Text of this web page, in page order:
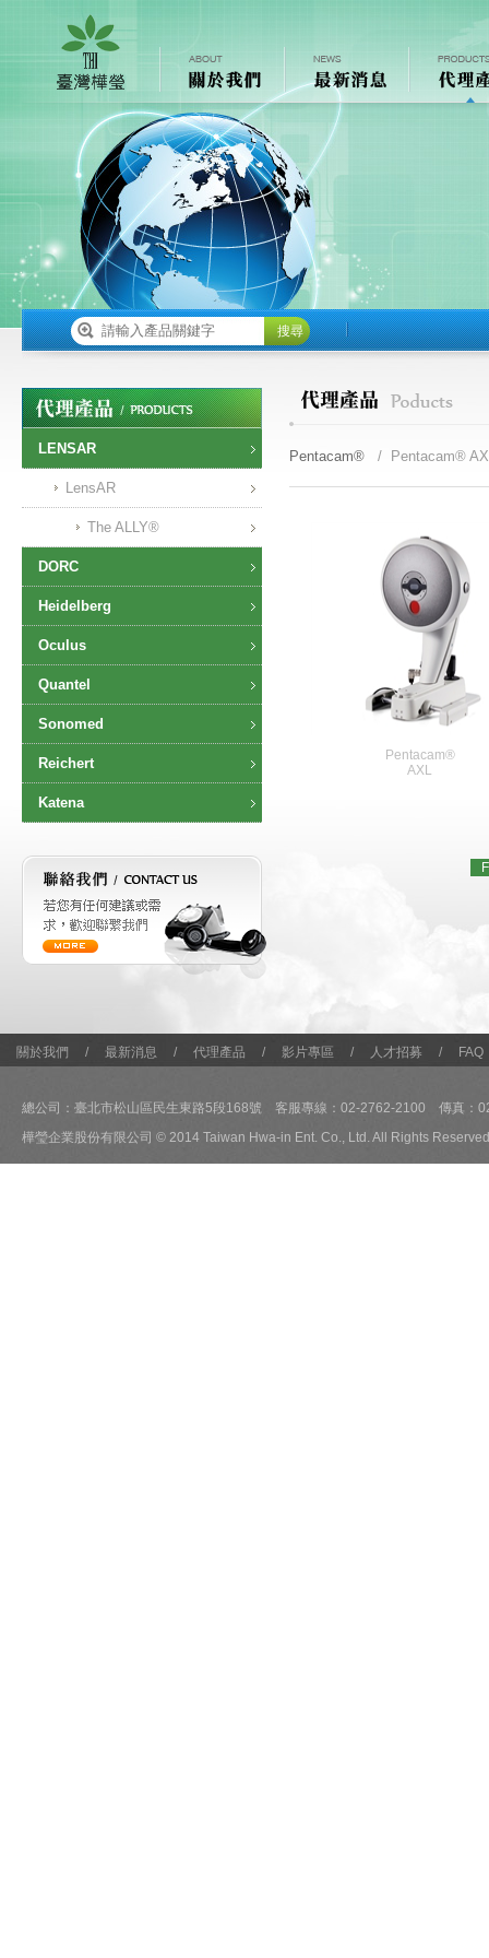
搜尋
LENSAR
LensAR
The ALLY®
DORC
Heidelberg
Oculus
Quantel
Sonomed
Reichert
Katena
Pentacam® / Pentacam®
Pentacam®
AXL
關於我們 / 最新消息 / 代理產品 / 影片專區 / 人才招募 / FAQ
總公司：臺北市松山區民生東路5段168號 客服專線：02-2762-2100 傳真：
樺瑩企業股份有限公司 © 2014 Taiwan Hwa-in Ent. Co., Ltd. All Rights